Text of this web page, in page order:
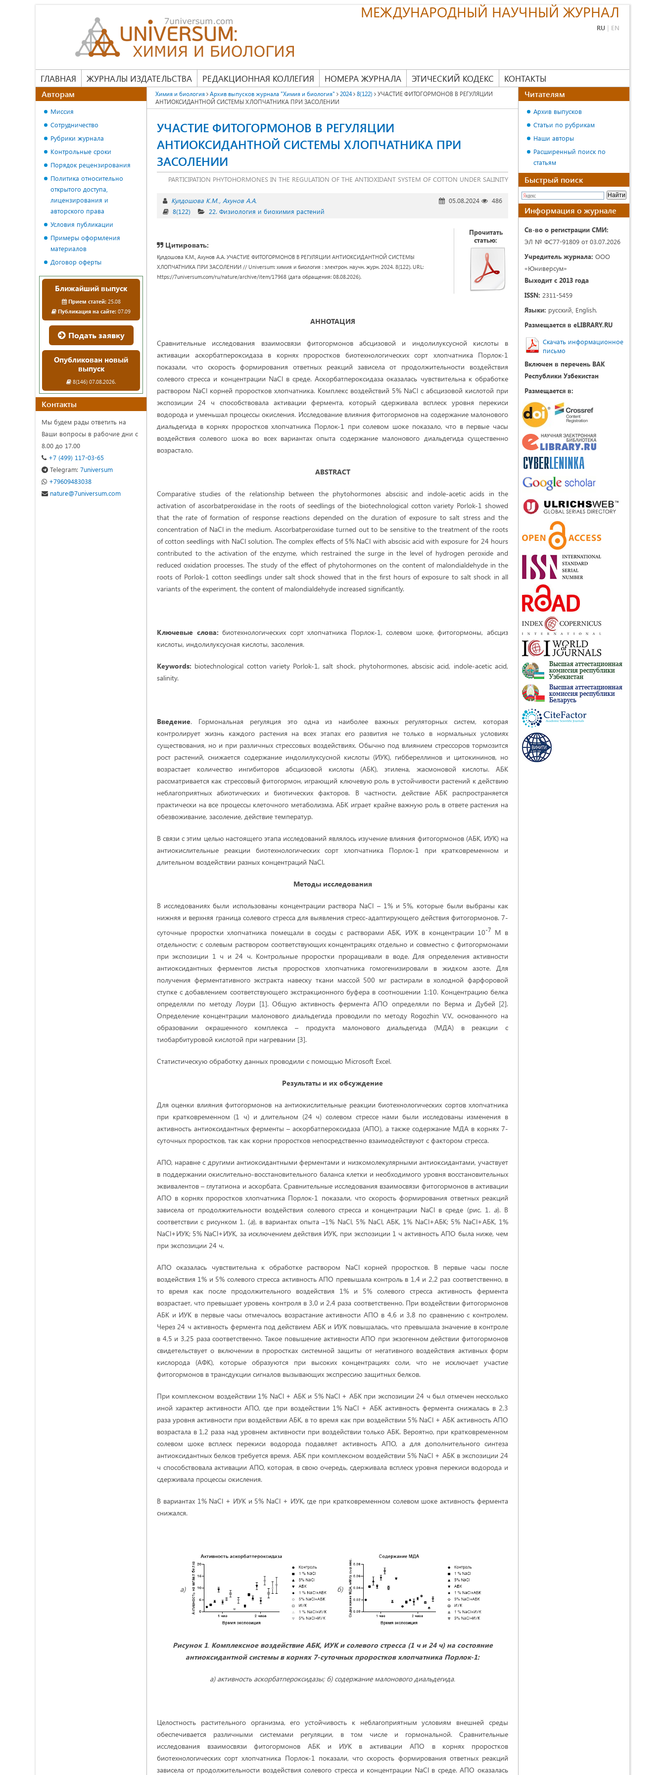
МЕЖДУНАРОДНЫЙ НАУЧНЫЙ ЖУРНАЛ
RU | EN
ГЛАВНАЯ ЖУРНАЛЫ ИЗДАТЕЛЬСТВА РЕДАКЦИОННАЯ КОЛЛЕГИЯ НОМЕРА ЖУРНАЛА ЭТИЧЕСКИЙ КОДЕКС КОНТАКТЫ
Химия и биология Архив выпусков журнала "Химия и биология" 2024 8(122)
УЧАСТИЕ ФИТОГОРМОНОВ В РЕГУЛЯЦИИ
АНТИОКСИДАНТНОЙ СИСТЕМЫ ХЛОПЧАТНИКА ПРИ ЗАСОЛЕНИИ
УЧАСТИЕ ФИТОГОРМОНОВ В РЕГУЛЯЦИИ
АНТИОКСИДАНТНОЙ СИСТЕМЫ ХЛОПЧАТНИКА ПРИ
ЗАСОЛЕНИИ
PARTICIPATION PHYTOHORMONES IN THE REGULATION OF THE ANTIOXIDANT SYSTEM OF COTTON UNDER SALINITY
Кулдошова К.М. Ахунов А.А. 05.08.2024
486
8(122)
22. Физиология и биохимия растений
Цитировать:
Кулдошова К.М., Ахунов А.А. УЧАСТИЕ ФИТОГОРМОНОВ В РЕГУЛЯЦИИ АНТИОКСИДАНТНОЙ СИСТЕМЫ
ХЛОПЧАТНИКА ПРИ ЗАСОЛЕНИИ // Universum: химия и биология : электрон. научн. журн. 2024. 8(122). URL:
https://7universum.com/ru/nature/archive/item/17968 (дата обращения: 08.08.2026).
Прочитать
статью:
АННОТАЦИЯ
Сравнительные исследования взаимосвязи фитогормонов абсцизовой и индолилуксусной кислоты в
активации аскорбатпероксидаза в корнях проростков биотехнологических сорт хлопчатника Порлок-1
показали, что скорость формирования ответных реакций зависела от продолжительности воздействия
солевого стресса и концентрации NaCl в среде. Аскорбатпероксидаза оказалась чувствительна к обработке
раствором NaCl корней проростков хлопчатника. Комплекс воздействий 5% NaCl с абсцизовой кислотой при
экспозиции 24 ч способствовала активации фермента, который сдерживала всплеск уровня перекиси
водорода и уменьшал процессы окисления. Исследование влияния фитогормонов на содержание малонового
диальдегида в корнях проростков хлопчатника Порлок-1 при солевом шоке показало, что в первые часы
воздействия солевого шока во всех вариантах опыта содержание малонового диальдегида существенно
возрастало.
ABSTRACT
Comparative studies of the relationship between the phytohormones abscisic and indole-acetic acids in the
activation of ascorbatperoxidase in the roots of seedlings of the biotechnological cotton variety Porlok-1 showed
that the rate of formation of response reactions depended on the duration of exposure to salt stress and the
concentration of NaCl in the medium. Ascorbatperoxidase turned out to be sensitive to the treatment of the roots
of cotton seedlings with NaCl solution. The complex effects of 5% NaCl with abscisic acid with exposure for 24 hours
contributed to the activation of the enzyme, which restrained the surge in the level of hydrogen peroxide and
reduced oxidation processes. The study of the effect of phytohormones on the content of malondialdehyde in the
roots of Porlok-1 cotton seedlings under salt shock showed that in the first hours of exposure to salt shock in all
variants of the experiment, the content of malondialdehyde increased significantly.
Ключевые слова: биотехнологических сорт хлопчатника Порлок-1, солевом шоке, фитогормоны, абсциз
кислоты, индолилуксусная кислоты, засоления.
Keywords: biotechnological cotton variety Porlok-1, salt shock, phytohormones, abscisic acid, indole-acetic acid,
salinity.
Введение. Гормональная регуляция это одна из наиболее важных регуляторных систем, которая
контролирует жизнь каждого растения на всех этапах его развития не только в нормальных условиях
существования, но и при различных стрессовых воздействиях. Обычно под влиянием стрессоров тормозится
рост растений, снижается содержание индолилуксусной кислоты (ИУК), гиббереллинов и цитокининов, но
возрастает количество ингибиторов абсцизовой кислоты (АБК), этилена, жасмоновой кислоты. АБК
рассматривается как стрессовый фитогормон, играющий ключевую роль в устойчивости растений к действию
неблагоприятных абиотических и биотических факторов. В частности, действие АБК распространяется
практически на все процессы клеточного метаболизма. АБК играет крайне важную роль в ответе растения на
обезвоживание, засоление, действие температур.
В связи с этим целью настоящего этапа исследований являлось изучение влияния фитогормонов (АБК, ИУК) на
антиокислительные реакции биотехнологических сорт хлопчатника Порлок-1 при кратковременном и
длительном воздействии разных концентраций NaCl.
Методы исследования
В исследованиях были использованы концентрации раствора NaCl – 1% и 5%, которые были выбраны как
нижняя и верхняя граница солевого стресса для выявления стресс-адаптирующего действия фитогормонов. 7-
суточные проростки хлопчатника помещали в сосуды с растворами АБК, ИУК в концентрации 10-7 М в
отдельности; с солевым раствором соответствующих концентрациях отдельно и совместно с фитогормонами
при экспозиции 1 ч и 24 ч. Контрольные проростки проращивали в воде. Для определения активности
антиоксидантных ферментов листья проростков хлопчатника гомогенизировали в жидком азоте. Для
получения ферментативного экстракта навеску ткани массой 500 мг растирали в холодной фарфоровой
ступке с добавлением соответствующего экстракционного буфера в соотношении 1:10. Концентрацию белка
определяли по методу Лоури [1]. Общую активность фермента АПО определяли по Верма и Дубей [2].
Определение концентрации малонового диальдегида проводили по методу Rogozhin V.V., основанного на
образовании окрашенного комплекса – продукта малонового диальдегида (МДА) в реакции с
тиобарбитуровой кислотой при нагревании [3].
Статистическую обработку данных проводили с помощью Microsoft Excel.
Результаты и их обсуждение
Для оценки влияния фитогормонов на антиокислительные реакции биотехнологических сортов хлопчатника
при кратковременном (1 ч) и длительном (24 ч) солевом стрессе нами были исследованы изменения в
активность антиоксидантных ферменты – аскорбатпероксидаза (АПО), а также содержание МДА в корнях 7-
суточных проростков, так как корни проростков непосредственно взаимодействуют с фактором стресса.
АПО, наравне с другими антиоксидантными ферментами и низкомолекулярными антиоксидантами, участвует
в поддержании окислительно-восстановительного баланса клетки и необходимого уровня восстановительных
эквивалентов – глутатиона и аскорбата. Сравнительные исследования взаимосвязи фитогормонов в активации
АПО в корнях проростков хлопчатника Порлок-1 показали, что скорость формирования ответных реакций
зависела от продолжительности воздействия солевого стресса и концентрации NaCl в среде (рис. 1. а). В
соответствии с рисунком 1. (а), в вариантах опыта –1% NaCl, 5% NaCl, АБК, 1% NaCl+АБК; 5% NaCl+АБК, 1%
NaCl+ИУК; 5% NaCl+ИУК, за исключением действия ИУК, при экспозиции 1 ч активность АПО была ниже, чем
при экспозиции 24 ч.
АПО оказалась чувствительна к обработке раствором NaCl корней проростков. В первые часы после
воздействия 1% и 5% солевого стресса активность АПО превышала контроль в 1,4 и 2,2 раз соответственно, в
то время как после продолжительного воздействия 1% и 5% солевого стресса активность фермента
возрастает, что превышает уровень контроля в 3,0 и 2,4 раза соответственно. При воздействии фитогормонов
АБК и ИУК в первые часы отмечалось возрастание активности АПО в 4,6 и 3,8 по сравнению с контролем.
Через 24 ч активность фермента под действием АБК и ИУК повышалась, что превышала значение в контроле
в 4,5 и 3,25 раза соответственно. Такое повышение активности АПО при экзогенном действии фитогормонов
свидетельствует о включении в проростках системной защиты от негативного воздействия активных форм
кислорода (АФК), которые образуются при высоких концентрациях соли, что не исключает участие
фитогормонов в трансдукции сигналов вызывающих экспрессию защитных белков.
При комплексном воздействии 1% NaCl + АБК и 5% NaCl + АБК при экспозиции 24 ч был отмечен несколько
иной характер активности АПО, где при воздействии 1% NaCl + АБК активность фермента снижалась в 2,3
раза уровня активности при воздействии АБК, в то время как при воздействии 5% NaCl + АБК активность АПО
возрастала в 1,2 раза над уровнем активности при воздействии только АБК. Вероятно, при кратковременном
солевом шоке всплеск перекиси водорода подавляет активность АПО, а для дополнительного синтеза
антиоксидантных белков требуется время. АБК при комплексном воздействии 5% NaCl + АБК в экспозиции 24
ч способствовала активации АПО, которая, в свою очередь, сдерживала всплеск уровня перекиси водорода и
сдерживала процессы окисления.
В вариантах 1% NaCl + ИУК и 5% NaCl + ИУК, где при кратковременном солевом шоке активность фермента
снижался.
а) б)
Рисунок 1. Комплексное воздействие АБК, ИУК и солевого стресса (1 ч и 24 ч) на состояние
антиоксидантной системы в корнях 7-суточных проростков хлопчатника Порлок-1:
а) активность аскорбатпероксидазы; б) содержание малонового диальдегида.
Целостность растительного организма, его устойчивость к неблагоприятным условиям внешней среды
обеспечивается различными системами регуляции, в том числе и гормональной. Сравнительные
исследования взаимосвязи фитогормонов АБК и ИУК в активации АПО в корнях проростков
биотехнологических сорт хлопчатника Порлок-1 показали, что скорость формирования ответных реакций
зависела от продолжительности воздействия солевого стресса и концентрации NaCl в среде. АПО оказалась
Авторам
Миссия
Сотрудничество
Рубрики журнала
Контрольные сроки
Порядок рецензирования
Политика относительно
открытого доступа,
лицензирования и
авторского права
Условия публикации
Примеры оформления
материалов
Договор оферты
Ближайший выпуск
Прием статей:25.08
Публикация на сайте: 07.09
Подать заявку
Опубликован новый
выпуск
8(146) 07.08.2026.
Контакты
Мы будем рады ответить на
Ваши вопросы в рабочие дни с
8.00 до 17.00
+7 (499) 117-03-65
Telegram: 7universum
+79609483038
nature@7universum.com
Читателям
Архив выпусков
Статьи по рубрикам
Наши авторы
Расширенный поиск по
статьям
Быстрый поиск
Информация о журнале
Св-во о регистрации СМИ:
ЭЛ № ФС77-91809 от 03.07.2026
Учредитель журнала: ООО
«Юниверсум»
Выходит с 2013 года
ISSN: 2311-5459
Языки: русский, English.
Размещается в eLIBRARY.RU
Скачать информационное
письмо
Включен в перечень ВАК
Республики Узбекистан
Размещается в: